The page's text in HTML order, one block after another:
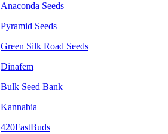
Anaconda Seeds
Pyramid Seeds
Green Silk Road Seeds
Dinafem
Bulk Seed Bank
Kannabia
420FastBuds